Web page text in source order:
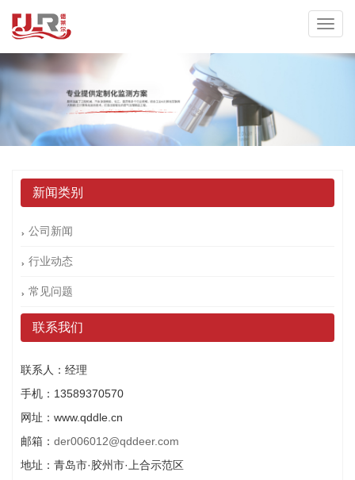
新闻类别
公司新闻
行业动态
常见问题
联系我们
联系人：经理
手机：13589370570
网址：www.qddle.cn
邮箱： der006012@qddeer.com
地址：青岛市·胶州市·上合示范区